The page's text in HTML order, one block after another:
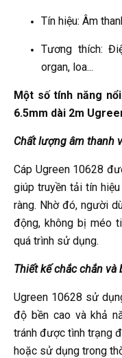
Tín hiệu: Âm
Tương thích:
organ, loa...
Một số tính năng
6.5mm dài 2m
Chất lượng âm thanh
Cáp Ugreen 10628
giúp truyền tải tín
ràng. Nhờ đó, người
động, không bị méo
quá trình sử dụng.
Thiết kế chắc chắn và
Ugreen 10628 sử
độ bền cao và khả
tránh được tình trạng
hoặc sử dụng trong